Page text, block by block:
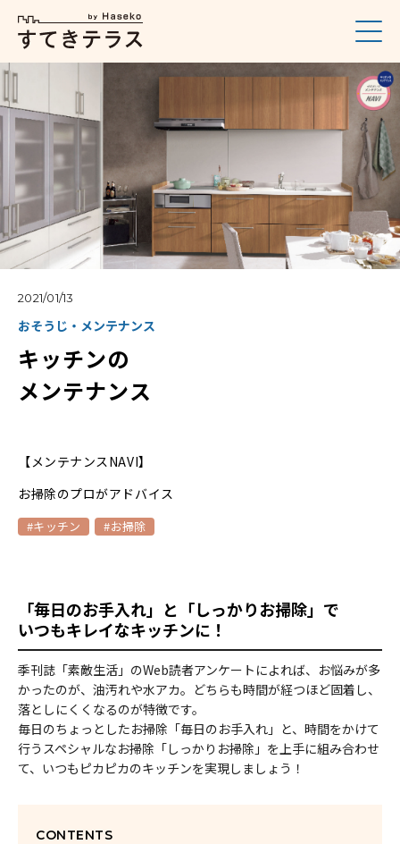
2021/01/13
おそうじ・メンテナンス
キッチンの
メンテナンス
【メンテナンスNAVI】
お掃除のプロがアドバイス
#キッチン #お掃除
「毎日のお手入れ」と「しっかりお掃除」で
いつもキレイなキッチンに！
季刊誌「素敵生活」のWeb読者アンケートによれば、お悩みが多
かったのが、油汚れや水アカ。どちらも時間が経つほど固着し、
落としにくくなるのが特徴です。
毎日のちょっとしたお掃除「毎日のお手入れ」と、時間をかけて
行うスペシャルなお掃除「しっかりお掃除」を上手に組み合わせ
て、いつもピカピカのキッチンを実現しましょう！
CONTENTS